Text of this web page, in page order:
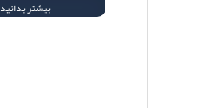
بیشتر بدانید